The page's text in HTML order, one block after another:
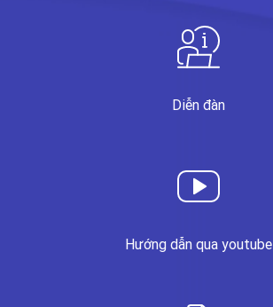
Diễn đàn
Hướng dẫn qua youtube